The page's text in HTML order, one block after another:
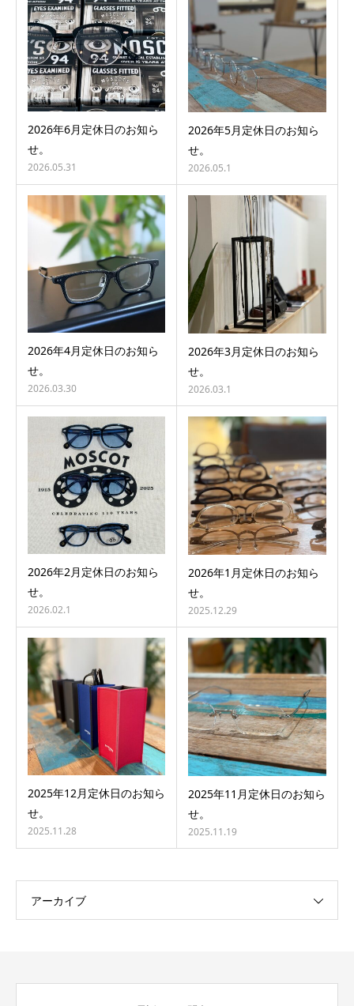
2026年6月定休日のお知ら
せ。
2026.05.31
2026年5月定休日のお知ら
せ。
2026.05.1
2026年4月定休日のお知ら
せ。
2026.03.30
2026年3月定休日のお知ら
せ。
2026.03.1
2026年2月定休日のお知ら
せ。
2026.02.1
2026年1月定休日のお知ら
せ。
2025.12.29
2025年12月定休日のお知ら
せ。
2025.11.28
2025年11月定休日のお知ら
せ。
2025.11.19
アーカイブ